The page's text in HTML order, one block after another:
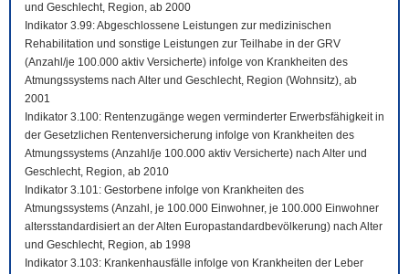
und Geschlecht, Region, ab 2000
Indikator 3.99: Abgeschlossene Leistungen zur medizinischen
Rehabilitation und sonstige Leistungen zur Teilhabe in der GRV
(Anzahl/je 100.000 aktiv Versicherte) infolge von Krankheiten des
Atmungssystems nach Alter und Geschlecht, Region (Wohnsitz), ab
2001
Indikator 3.100: Rentenzugänge wegen verminderter Erwerbsfähigkeit in
der Gesetzlichen Rentenversicherung infolge von Krankheiten des
Atmungssystems (Anzahl/je 100.000 aktiv Versicherte) nach Alter und
Geschlecht, Region, ab 2010
Indikator 3.101: Gestorbene infolge von Krankheiten des
Atmungssystems (Anzahl, je 100.000 Einwohner, je 100.000 Einwohner
altersstandardisiert an der Alten Europastandardbevölkerung) nach Alter
und Geschlecht, Region, ab 1998
Indikator 3.103: Krankenhausfälle infolge von Krankheiten der Leber